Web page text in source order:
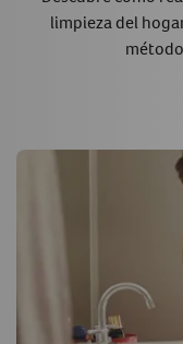
limpieza del